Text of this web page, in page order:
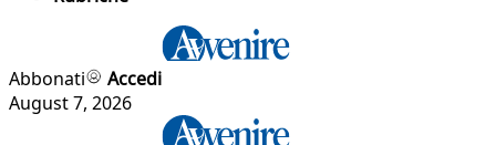
Abbonati
Accedi
August 7, 2026